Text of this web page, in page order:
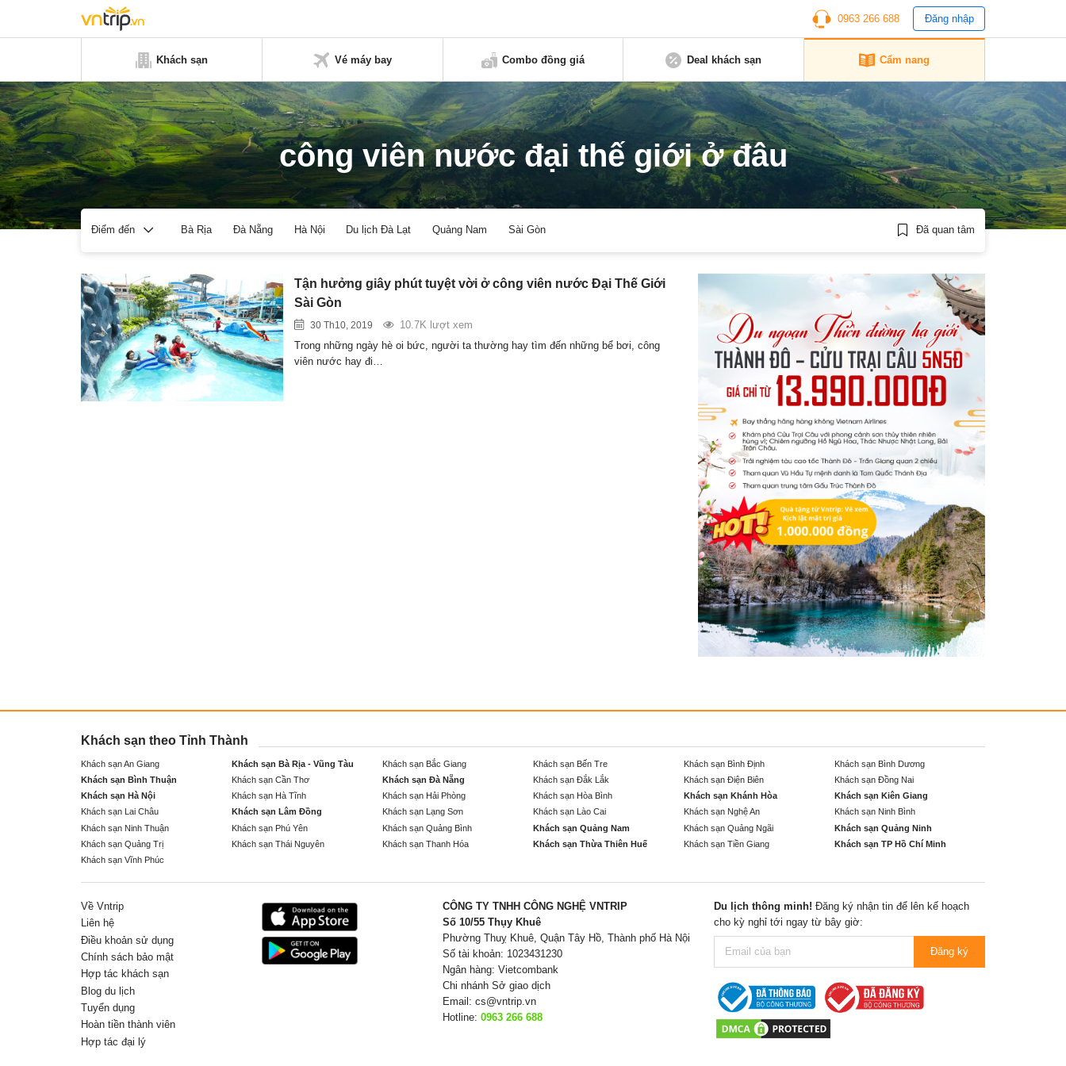
0963 266 688 Đăng nhập
Khách sạn Vé máy bay Combo đồng giá Deal khách sạn Cẩm nang
công viên nước đại thế giới ở đâu
Điểm đến Bà Rịa Đà Nẵng Hà Nội Du lịch Đà Lạt Quảng Nam Sài Gòn Đã quan tâm
Tận hưởng giây phút tuyệt vời ở công viên nước Đại Thế Giới
Sài Gòn
30 Th10, 2019
10.7K lượt xem
Trong những ngày hè oi bức, người ta thường hay tìm đến những bể bơi, công
viên nước hay đi…
Khách sạn theo Tỉnh Thành
Khách sạn An Giang Khách sạn Bà Rịa - Vũng Tàu Khách sạn Bắc Giang Khách sạn Bến Tre Khách sạn Bình Định
Khách sạn Bình Dương
Khách sạn Bình Thuận
Khách sạn Cần Thơ Khách sạn Đà Nẵng Khách sạn Đắk Lắk Khách sạn Điện Biên
Khách sạn Đồng Nai
Khách sạn Hà Nội
Khách sạn Hà Tĩnh Khách sạn Hải Phòng Khách sạn Hòa Bình Khách sạn Khánh Hòa
Khách sạn Kiên Giang
Khách sạn Lai Châu
Khách sạn Lâm Đồng Khách sạn Lạng Sơn Khách sạn Lào Cai Khách sạn Nghệ An
Khách sạn Ninh Bình
Khách sạn Ninh Thuận
Khách sạn Phú Yên Khách sạn Quảng Bình Khách sạn Quảng Nam Khách sạn Quảng Ngãi
Khách sạn Quảng Ninh
Khách sạn Quảng Trị
Khách sạn Thái Nguyên Khách sạn Thanh Hóa Khách sạn Thừa Thiên Huế Khách sạn Tiền Giang
Khách sạn TP Hồ Chí Minh
Khách sạn Vĩnh Phúc
Về Vntrip
Liên hệ
Điều khoản sử dụng
Chính sách bảo mật
Hợp tác khách sạn
Blog du lịch
Tuyển dụng
Hoàn tiền thành viên
Hợp tác đại lý
CÔNG TY TNHH CÔNG NGHỆ VNTRIP
Số 10/55 Thụy Khuê
Phường Thuỵ Khuê, Quận Tây Hồ, Thành phố Hà Nội
Số tài khoản: 1023431230
Ngân hàng: Vietcombank
Chi nhánh Sở giao dịch
Email: cs@vntrip.vn
Hotline: 0963 266 688
Du lịch thông minh! Đăng ký nhận tin để lên kế hoạch
cho kỳ nghỉ tới ngay từ bây giờ:
Đăng ký